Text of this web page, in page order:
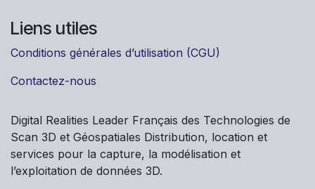
Liens utiles
Conditions générales d’utilisation (CGU)
Contactez-nous
Digital Realities Leader Français des Technologies de
Scan 3D et Géospatiales Distribution, location et
services pour la capture, la modélisation et
l’exploitation de données 3D.